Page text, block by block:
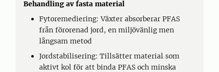
Behandling av fasta material
Fytoremediering: Växter absorberar PFAS
från förorenad jord, en miljövänlig men
långsam metod
Jordstabilisering: Tillsätter material som
aktivt kol för att binda PFAS och minska